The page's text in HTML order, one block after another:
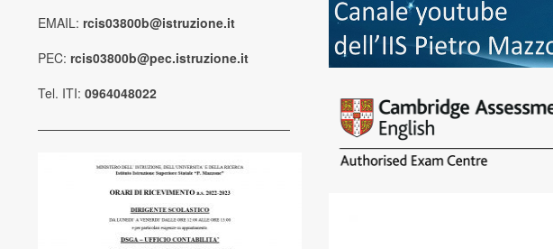
EMAIL: rcis03800b@istruzione.it
PEC: rcis03800b@pec.istruzione.it
Tel. ITI: 0964048022
————————————————————